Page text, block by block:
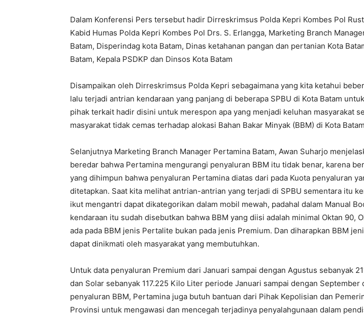
Dalam Konferensi Pers tersebut hadir Dirreskrimsus Polda Kepri Kombes Pol
Kabid Humas Polda Kepri Kombes Pol Drs. S. Erlangga, Marketing Branch
Batam, Disperindag kota Batam, Dinas ketahanan pangan dan pertanian Kota
Batam, Kepala PSDKP dan Dinsos Kota Batam
Disampaikan oleh Dirreskrimsus Polda Kepri sebagaimana yang kita ketahui
lalu terjadi antrian kendaraan yang panjang di beberapa SPBU di Kota Batam
pihak terkait hadir disini untuk merespon apa yang menjadi keluhan masyarakat
masyarakat tidak cemas terhadap alokasi Bahan Bakar Minyak (BBM) di Kota
Selanjutnya Marketing Branch Manager Pertamina Batam, Awan Suharjo
beredar bahwa Pertamina mengurangi penyaluran BBM itu tidak benar, karena
yang dihimpun bahwa penyaluran Pertamina diatas dari pada Kuota penyaluran
ditetapkan. Saat kita melihat antrian-antrian yang terjadi di SPBU sementara itu
ikut mengantri dapat dikategorikan dalam mobil mewah, padahal dalam Manual
kendaraan itu sudah disebutkan bahwa BBM yang diisi adalah minimal Oktan 90,
ada pada BBM jenis Pertalite bukan pada jenis Premium. Dan diharapkan BBM
dapat dinikmati oleh masyarakat yang membutuhkan.
Untuk data penyaluran Premium dari Januari sampai dengan Agustus sebanyak
dan Solar sebanyak 117.225 Kilo Liter periode Januari sampai dengan September
penyaluran BBM, Pertamina juga butuh bantuan dari Pihak Kepolisian dan
Provinsi untuk mengawasi dan mencegah terjadinya penyalahgunaan dalam